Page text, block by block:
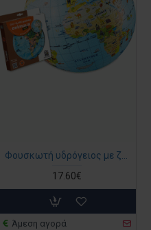
17.60€
Άμεση αγορά